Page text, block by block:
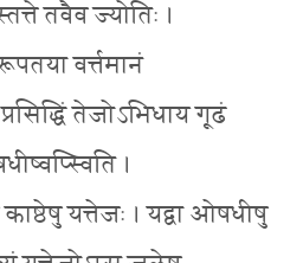
तवैव ज्योतिः ।
वर्त्तमानं
तेजोऽभिधाय गूढं
।
यत्तेजः । यद्वा ओषधीषु